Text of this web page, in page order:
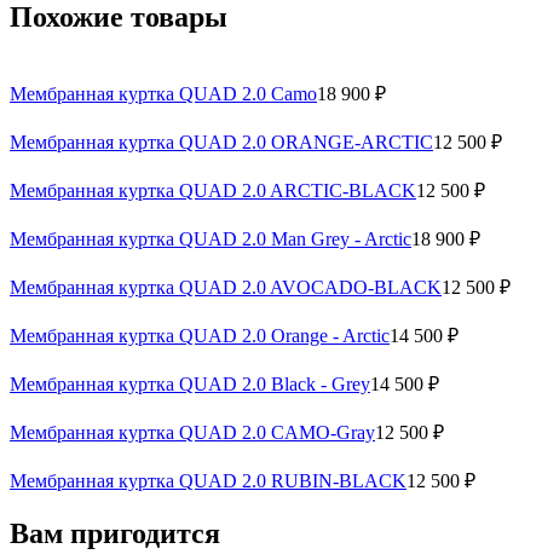
Похожие товары
Мембранная куртка QUAD 2.0 Camo18 900 ₽
Мембранная куртка QUAD 2.0 ORANGE-ARCTIC12 500 ₽
Мембранная куртка QUAD 2.0 ARCTIC-BLACK12 500 ₽
Мембранная куртка QUAD 2.0 Man Grey - Arctic18 900 ₽
Мембранная куртка QUAD 2.0 AVOCADO-BLACK12 500 ₽
Мембранная куртка QUAD 2.0 Orange - Arctic14 500 ₽
Мембранная куртка QUAD 2.0 Black - Grey14 500 ₽
Мембранная куртка QUAD 2.0 CAMO-Gray12 500 ₽
Мембранная куртка QUAD 2.0 RUBIN-BLACK12 500 ₽
Вам пригодится